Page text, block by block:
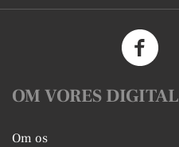
OM VORES DIGITAL
Om os